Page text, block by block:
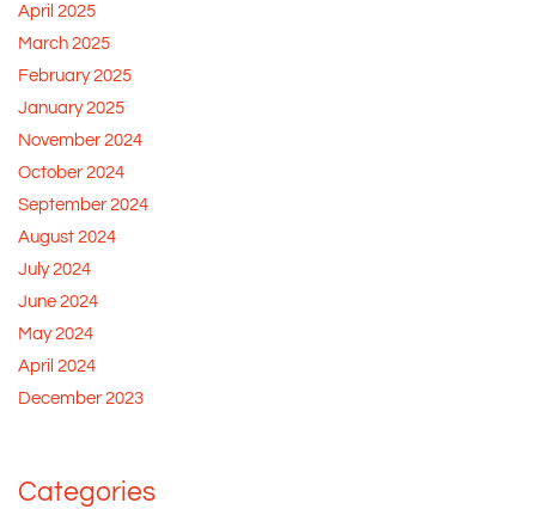
April 2025
March 2025
February 2025
January 2025
November 2024
October 2024
September 2024
August 2024
July 2024
June 2024
May 2024
April 2024
December 2023
Categories